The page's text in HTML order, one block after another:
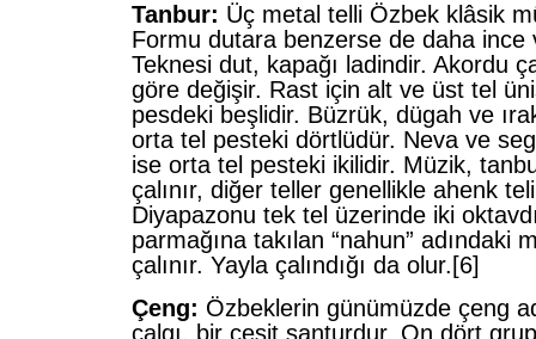
Tanbur: Üç metal telli Özbek klâsik
Formu dutara benzerse de daha ince
Teknesi dut, kapağı ladindir. Akordu
göre değişir. Rast için alt ve üst tel
pesdeki beşlidir. Büzrük, dügah ve
orta tel pesteki dörtlüdür. Neva ve
ise orta tel pesteki ikilidir. Müzik,
çalınır, diğer teller genellikle ahenk
Diyapazonu tek tel üzerinde iki
parmağına takılan “nahun” adındaki
çalınır. Yayla çalındığı da olur. [6]
Çeng: Özbeklerin günümüzde çeng
çalgı, bir çeşit santurdur. On dört